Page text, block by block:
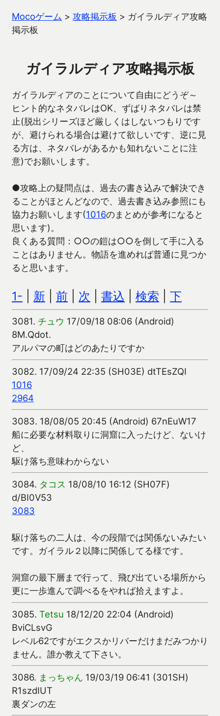
Mocoゲーム > 攻略掲示板 > ガイラルディア攻略
掲示板
ガイラルディア攻略掲示板
ガイラルディアのことについて自由にどうぞ～
ヒント的なネタバレはOK、ずばりネタバレは禁
止(脱出シリーズほど厳しくはしないつもりです
が、避けられる場合は避けて欲しいです、逆に見
る方は、ネタバレがあるかも知れないことに注
意)でお願いします。
●攻略上の疑問点は、過去の書き込みで解決でき
ることがほとんどなので、過去書き込み参照にも
協力お願いします(1016のまとめが参考になると
思います)。
良くある質問：○○の鎧は○○を倒して手に入る
ことはありません。物語を進めれば普通に見つか
ると思います。
1- 新 前 次 書込 検索 下
3081. チュウ 17/09/18 08:06 (Android)
8M.Qdot.
アルパマの町はどのあたりですか
3082. 17/09/24 22:35 (SH03E) dtTEsZQI
1016
2964
3083. 18/08/05 20:45 (Android) 67nEuW17
船に必要な材料取りに洞窟に入ったけど、ないけ
ど、
駆け落ち意味わからない
3084. タコス 18/08/10 16:12 (SH07F)
d/BI0V53
3083
駆け落ちの二人は、今の段階では関係ないみたい
です。ガイラル２以降に関係してる様です。
洞窟の最下層まで行って、飛び出ている場所から
更に一歩進んで調べるをやれば拾えますよ。
3085. Tetsu 18/12/20 22:04 (Android)
BviCLsvG
レベル62ですがエクスかリバーだけまだみつかり
ません。誰か教えて下さい。
3086. まっちゃん 19/03/19 06:41 (301SH)
R1szdIUT
裏ダンの左